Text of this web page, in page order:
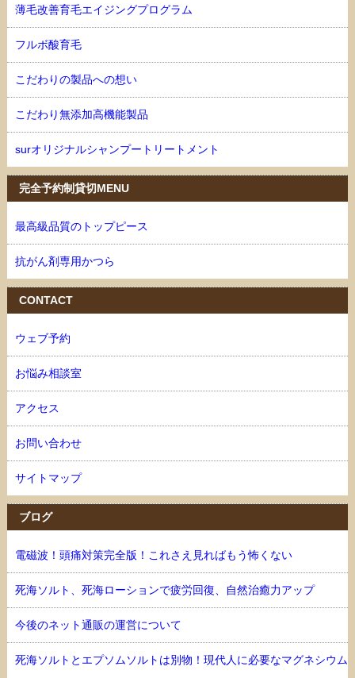
薄毛改善育毛エイジングプログラム
フルボ酸育毛
こだわりの製品への想い
こだわり無添加高機能製品
surオリジナルシャンプートリートメント
完全予約制貸切MENU
最高級品質のトップピース
抗がん剤専用かつら
CONTACT
ウェブ予約
お悩み相談室
アクセス
お問い合わせ
サイトマップ
ブログ
電磁波！頭痛対策完全版！これさえ見ればもう怖くない
死海ソルト、死海ローションで疲労回復、自然治癒力アップ
今後のネット通販の運営について
死海ソルトとエプソムソルトは別物！現代人に必要なマグネシウム